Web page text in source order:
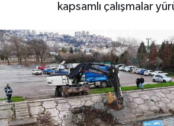
kapsamlı çalışmalar